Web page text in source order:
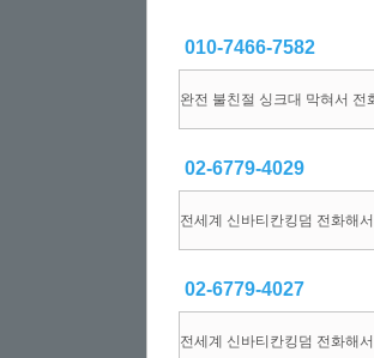
010-7466-7582
완전 불친절 싱크대 막혀서 전
02-6779-4029
전세계 신바티칸킹덤 전화해
02-6779-4027
전세계 신바티칸킹덤 전화해